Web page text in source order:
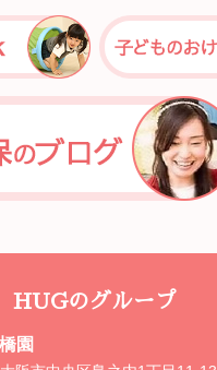
HUGのグループ
園